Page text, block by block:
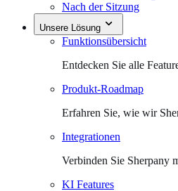
Nach der Sitzung
Unsere Lösung
Funktionsübersicht
Entdecken Sie alle
Produkt-Roadmap
Erfahren Sie, wie wir
Integrationen
Verbinden Sie Sherpany
KI Features